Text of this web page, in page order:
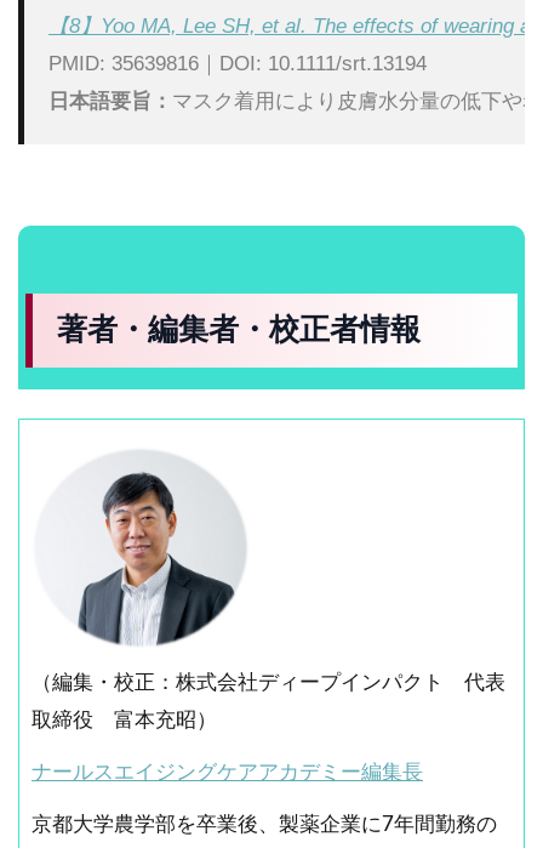
【8】Yoo MA, Lee SH, et al. The effects of wearing
PMID: 35639816｜DOI: 10.1111/srt.13194
日本語要旨： マスク着用により皮膚水分量の低下や
著者・編集者・校正者情報
（編集・校正：株式会社ディープインパクト 代表
取締役 富本充昭）
ナールスエイジングケアアカデミー編集長
京都大学農学部を卒業後、製薬企業に7年間勤務の